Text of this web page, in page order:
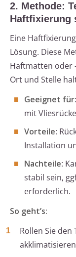
2. Methode:
Haftfixierung
Eine
Lösung. Diese
Haftmatten oder
Ort und Stelle
Geeignet für
mit
Vorteile:
Installation
Nachteile:
stabil sein,
erforderlich.
So geht’s:
Rollen Sie den